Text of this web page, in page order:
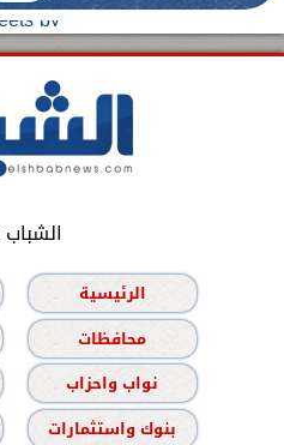
by
الشباب
الرئيسية
محافظات
نواب واحزاب
بنوك واستثمارات